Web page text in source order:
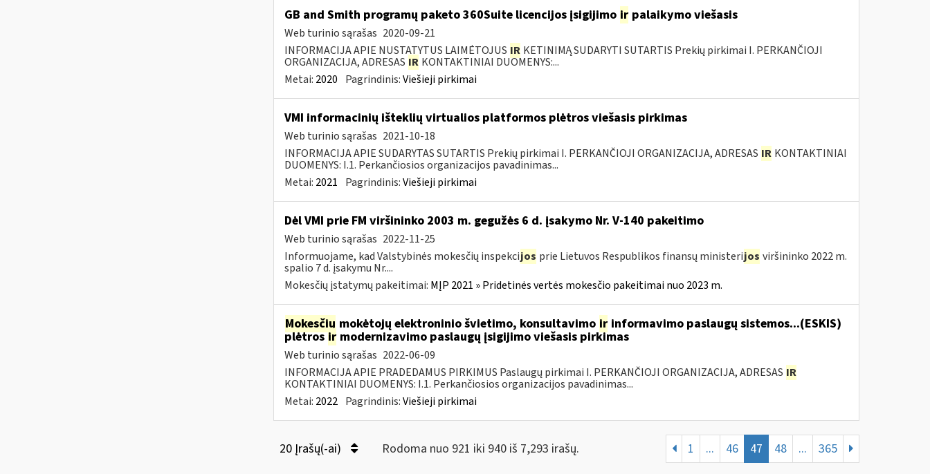
GB and Smith programų paketo 360Suite licencijos įsigijimo irpalaikymo viešasis
Web turinio sąrašas 2020-09-21
INFORMACIJA APIE NUSTATYTUS LAIMĖTOJUS IR KETINIMĄ SUDARYTI SUTARTIS Prekių pirkimai I. PERKANČIOJI
ORGANIZACIJA, ADRESAS IR KONTAKTINIAI DUOMENYS:...
Metai: 2020 Pagrindinis:Viešieji pirkimai
VMI informacinių išteklių virtualios platformos plėtros viešasis pirkimas
Web turinio sąrašas 2021-10-18
INFORMACIJA APIE SUDARYTAS SUTARTIS Prekių pirkimai I. PERKANČIOJI ORGANIZACIJA, ADRESAS IR KONTAKTINIAI
DUOMENYS: I.1. Perkančiosios organizacijos pavadinimas...
Metai: 2021 Pagrindinis:Viešieji pirkimai
Dėl VMI prie FM viršininko 2003 m. gegužės 6 d. įsakymo Nr. V-140 pakeitimo
Web turinio sąrašas 2022-11-25
Informuojame, kad Valstybinės mokesčių inspekcijos prie Lietuvos Respublikos finansų ministerijos viršininko 2022 m.
spalio 7 d. įsakymu Nr....
Mokesčių įstatymų pakeitimai: MĮP 2021 » Pridetinės vertės mokesčio pakeitimai nuo 2023 m.
Mokesčiųmokėtojų elektroninio švietimo, konsultavimo irinformavimo paslaugų sistemos...(ESKIS)
plėtrosirmodernizavimo paslaugų įsigijimo viešasis pirkimas
Web turinio sąrašas 2022-06-09
INFORMACIJA APIE PRADEDAMUS PIRKIMUS Paslaugų pirkimai I. PERKANČIOJI ORGANIZACIJA, ADRESAS IR
KONTAKTINIAI DUOMENYS: I.1. Perkančiosios organizacijos pavadinimas...
Metai: 2022 Pagrindinis:Viešieji pirkimai
20 Įrašų(-ai) Rodoma nuo 921 iki 940 iš 7,293 irašų. 1 ... 46 47 48 ... 365